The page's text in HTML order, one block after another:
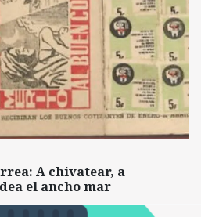
A chivatear, a
el ancho mar